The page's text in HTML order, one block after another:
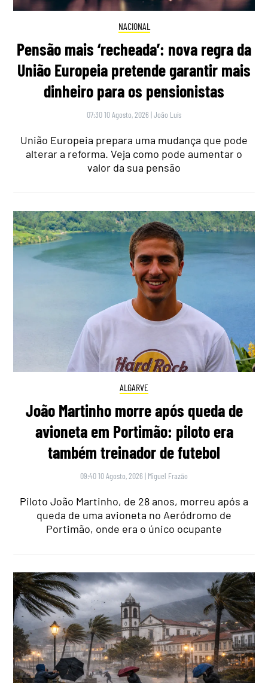
NACIONAL
Pensão mais ‘recheada’: nova regra da
União Europeia pretende garantir mais
dinheiro para os pensionistas
07:30 10 Agosto, 2026 |João Luís
União Europeia prepara uma mudança que pode
alterar a reforma. Veja como pode aumentar o
valor da sua pensão
ALGARVE
João Martinho morre após queda de
avioneta em Portimão: piloto era
também treinador de futebol
09:40 10 Agosto, 2026 | Miguel Frazão
Piloto João Martinho, de 28 anos, morreu após a
queda de uma avioneta no Aeródromo de
Portimão, onde era o único ocupante